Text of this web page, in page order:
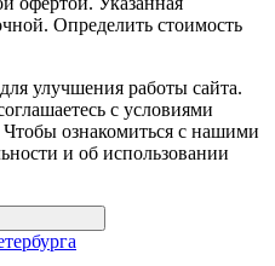
Определить стоимость
улучшения работы сайта.
с условиями
ознакомиться с нашими
и об использовании